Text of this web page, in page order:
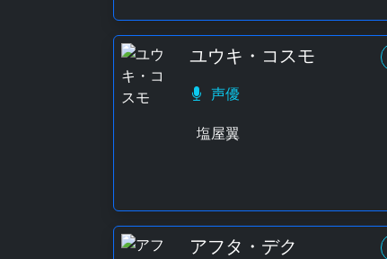
ユウキ・コスモ
声優
塩屋翼
アフタ・デク